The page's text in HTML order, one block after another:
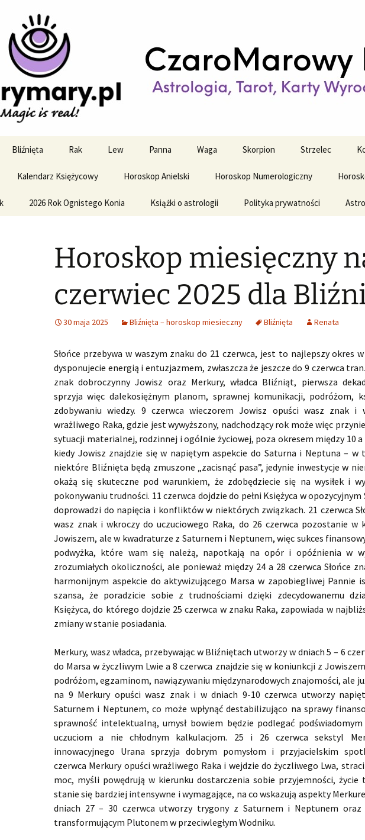
horoskop
i tygodniowy
przepowiednie astrologiczne
Bliźnięta Rak Lew Panna Waga Skorpion Strzelec
Kalendarz Księżycowy Horoskop Anielski Horoskop Numerologiczny
2026 Rok Ognistego Konia Książki o astrologii Polityka prywatności
Horoskop miesięczny
czerwiec 2025 dla
30 maja 2025 Bliźnięta – horoskop miesieczny Bliźnięta Renata
Słońce przebywa w waszym znaku do 21 czerwca, jest to najlepszy okres
dysponujecie energią i entuzjazmem, zwłaszcza że jeszcze do 9 czerwca
znak dobroczynny Jowisz oraz Merkury, władca Bliźniąt, pierwsza
sprzyja więc dalekosiężnym planom, sprawnej komunikacji, podróżom,
zdobywaniu wiedzy. 9 czerwca wieczorem Jowisz opuści wasz znak i
wrażliwego Raka, gdzie jest wywyższony, nadchodzący rok może więc
sytuacji materialnej, rodzinnej i ogólnie życiowej, poza okresem między 10 a
kiedy Jowisz znajdzie się w napiętym aspekcie do Saturna i Neptuna – w
niektóre Bliźnięta będą zmuszone „zacisnąć pasa”, jedynie inwestycje w
okażą się skuteczne pod warunkiem, że zdobędziecie się na wysiłek i
pokonywaniu trudności. 11 czerwca dojdzie do pełni Księżyca w opozycyjnym
doprowadzi do napięcia i konfliktów w niektórych związkach. 21 czerwca
wasz znak i wkroczy do uczuciowego Raka, do 26 czerwca pozostanie w
Jowiszem, ale w kwadraturze z Saturnem i Neptunem, więc sukces
podwyżka, które wam się należą, napotkają na opór i opóźnienia w
zrozumiałych okoliczności, ale ponieważ między 24 a 28 czerwca Słońce
harmonijnym aspekcie do aktywizującego Marsa w zapobiegliwej Pannie
szansa, że poradzicie sobie z trudnościami dzięki zdecydowanemu
Księżyca, do którego dojdzie 25 czerwca w znaku Raka, zapowiada w
zmiany w stanie posiadania.
Merkury, wasz władca, przebywając w Bliźniętach utworzy w dniach 5 – 6
do Marsa w życzliwym Lwie a 8 czerwca znajdzie się w koniunkcji z
podróżom, egzaminom, nawiązywaniu międzynarodowych znajomości, ale
na 9 Merkury opuści wasz znak i w dniach 9-10 czerwca utworzy
Saturnem i Neptunem, co może wpłynąć destabilizująco na sprawy
sprawność intelektualną, umysł bowiem będzie podlegać
uczuciom a nie chłodnym kalkulacjom. 25 i 26 czerwca sekstyl
innowacyjnego Urana sprzyja dobrym pomysłom i przyjacielskim
czerwca Merkury opuści wrażliwego Raka i wejdzie do życzliwego Lwa,
moc, myśli powędrują w kierunku dostarczenia sobie przyjemności, życie
stanie się bardziej intensywne i wymagające, na co wskazują aspekty
dniach 27 – 30 czerwca utworzy trygony z Saturnem i Neptunem oraz
transformującym Plutonem w przeciwległym Wodniku.